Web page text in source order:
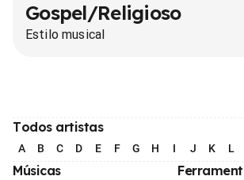
Gospel/Religioso
Estilo musical
Todos artistas
A B C D E F G H I J K L
Músicas